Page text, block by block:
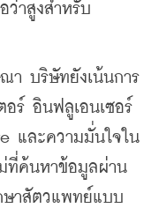
ว่าสูงสำหรับ
บริษัทยังเน้นการ
อร์ อินฟลูเอนเซอร์
และความมั่นใจใน
ที่ค้นหาข้อมูลผ่าน
ษาสัตวแพทย์แบบ